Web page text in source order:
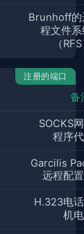
Brunhoff的
程文件系
（
注册的端口
备
SOCKS
程序
Garcilis
远程配
H.323电
机